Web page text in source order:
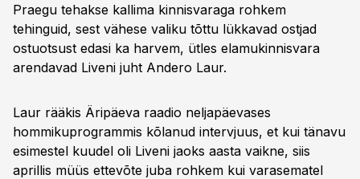
Praegu tehakse kallima kinnisvaraga rohkem
tehinguid, sest vähese valiku tõttu lükkavad ostjad
ostuotsust edasi ka harvem, ütles elamukinnisvara
arendavad Liveni juht Andero Laur.
Laur rääkis Äripäeva raadio neljapäevases
hommikuprogrammis kõlanud intervjuus, et kui tänavu
esimestel kuudel oli Liveni jaoks aasta vaikne, siis
aprillis müüs ettevõte juba rohkem kui varasematel